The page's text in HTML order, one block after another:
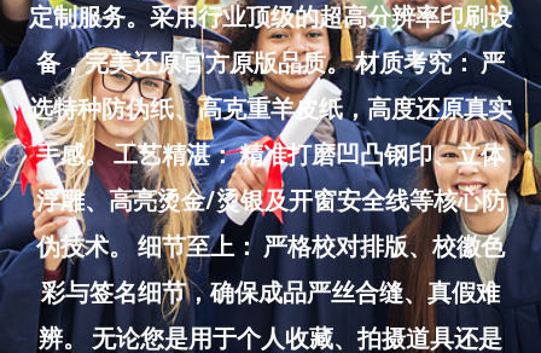
定制服务。采用行业顶级的超高分辨率印刷设
备，完美还原官方原版品质。 材质考究： 严
选特种防伪纸、高克重羊皮纸，高度还原真实
手感。 工艺精湛： 精准打磨凹凸钢印、立体
浮雕、高亮烫金/烫银及开窗安全线等核心防
伪技术。 细节至上： 严格校对排版、校徽色
彩与签名细节，确保成品严丝合缝、真假难
辨。 无论您是用于个人收藏、拍摄道具还是